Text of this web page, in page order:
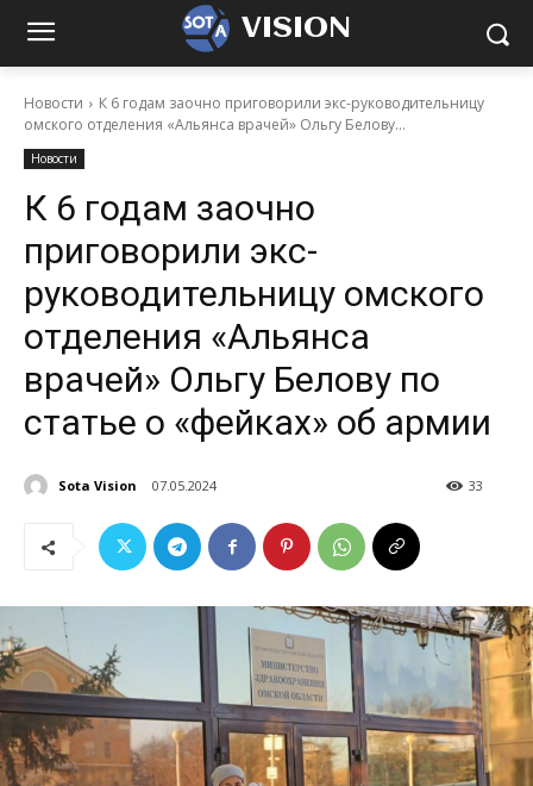
VISION
Новости
К 6 годам заочно приговорили экс-руководительницу
омского отделения «Альянса врачей» Ольгу Белову...
Новости
К 6 годам заочно
приговорили экс-
руководительницу омского
отделения «Альянса
врачей» Ольгу Белову по
статье о «фейках» об армии
Sota Vision 07.05.2024 33